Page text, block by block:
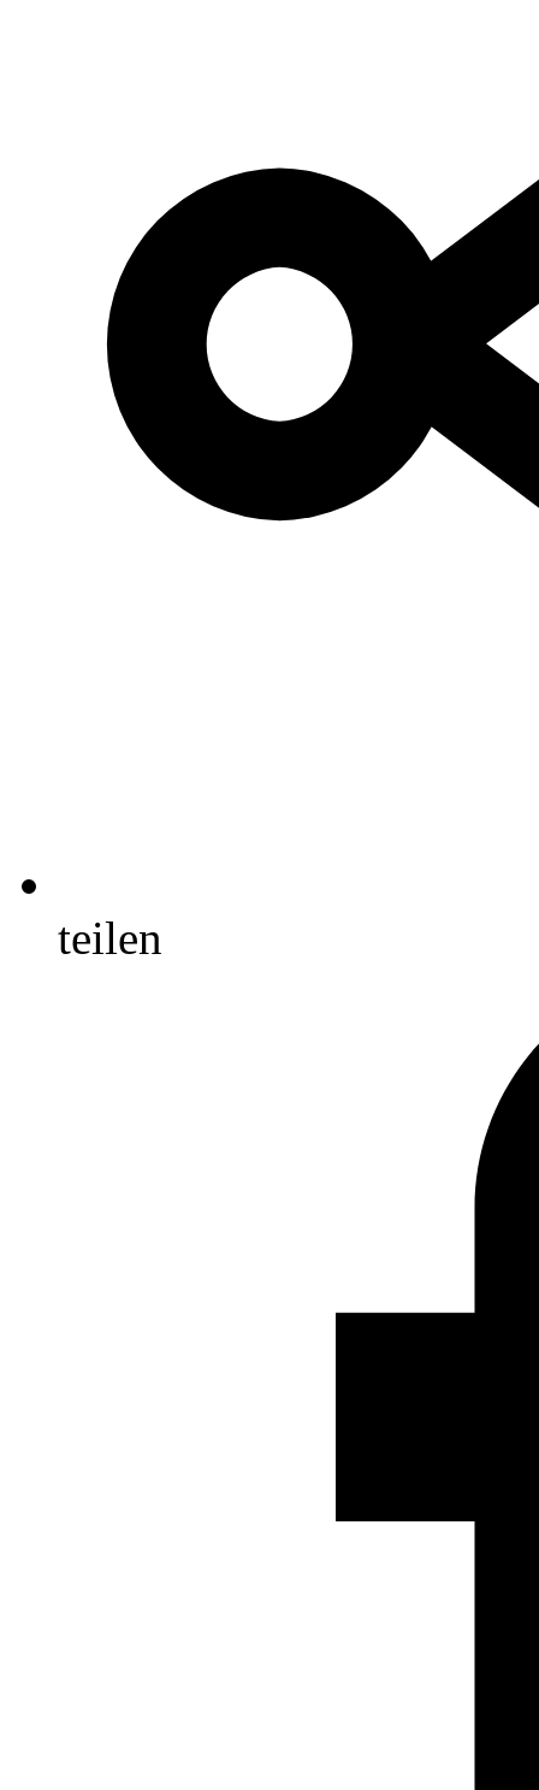
teilen